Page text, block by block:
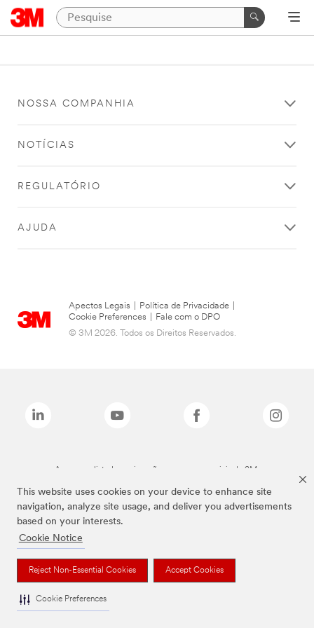
This website uses cookies on your device to enhance site
navigation, analyze site usage, and deliver you advertisements
based on your interests.
Cookie Notice
Reject Non-Essential Cookies Accept Cookies
Cookie Preferences
NOSSA COMPANHIA
NOTÍCIAS
REGULATÓRIO
AJUDA
Apectos Legais Política de Privacidade
Cookie Preferences
Fale com o DPO
© 3M 2026. Todos os Direitos Reservados.
As marcas listadas a cima são marcas comerciais da 3M.